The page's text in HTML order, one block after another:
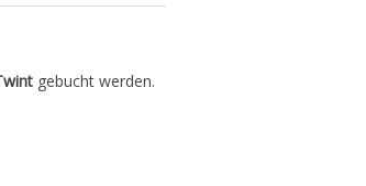
gebucht werden.